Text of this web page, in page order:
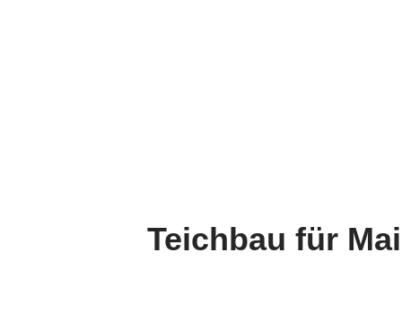
Teichbau für